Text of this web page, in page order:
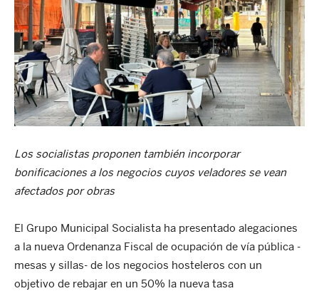
Los socialistas proponen también incorporar
bonificaciones a los negocios cuyos veladores se vean
afectados por obras
El Grupo Municipal Socialista ha presentado alegaciones
a la nueva Ordenanza Fiscal de ocupación de vía pública -
mesas y sillas- de los negocios hosteleros con un
objetivo de rebajar en un 50% la nueva tasa